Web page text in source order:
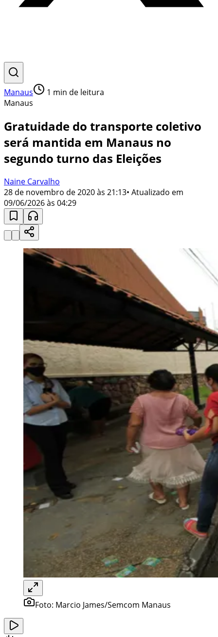
Manaus 1 min de leitura
Manaus
Gratuidade do transporte coletivo
será mantida em Manaus no
segundo turno das Eleições
Naine Carvalho
28 de novembro de 2020 às 21:13• Atualizado em
09/06/2026 às 04:29
Foto: Marcio James/Semcom Manaus